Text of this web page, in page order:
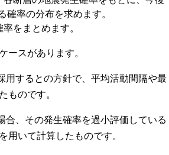
率の分布を求めます。
をまとめます。
ースがあります。
用するとの方針で、平均活動間隔や最
ものです。
合、その発生確率を過小評価している
用いて計算したものです。